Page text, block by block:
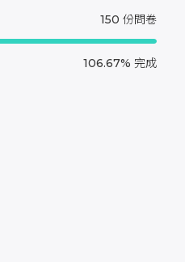
150 份問卷
106.67% 完成